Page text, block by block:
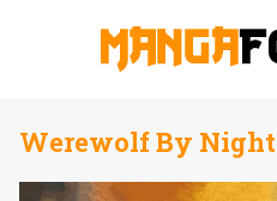
Werewolf By Night